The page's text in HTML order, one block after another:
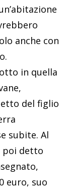
anche con
in quella
del figlio
subite. Al
poi detto
euro, suo